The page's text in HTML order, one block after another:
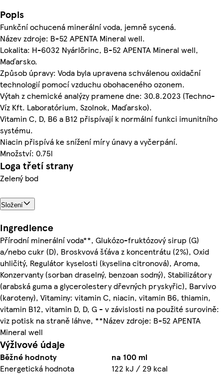
Popis
Funkční ochucená minerální voda, jemně sycená.
Název zdroje: B-52 APENTA Mineral well.
Lokalita: H-6032 Nyárlőrinc, B-52 APENTA Mineral well,
Maďarsko.
Způsob úpravy: Voda byla upravena schválenou oxidační
technologií pomocí vzduchu obohaceného ozonem.
Výtah z chemické analýzy pramene dne: 30.8.2023 (Techno-
Víz Kft. Laboratórium, Szolnok, Maďarsko).
Vitamin C, D, B6 a B12 přispívají k normální funkci imunitního
systému.
Niacin přispívá ke snížení míry únavy a vyčerpání.
Množství: 0.75l
Loga třetí strany
Zelený bod
Složení
Ingredience
Přírodní minerální voda**, Glukózo-fruktózový sirup (G)
a/nebo cukr (D), Broskvová šťáva z koncentrátu (2%), Oxid
uhličitý, Regulátor kyselosti (kyselina citronová), Aroma,
Konzervanty (sorban draselný, benzoan sodný), Stabilizátory
(arabská guma a glycerolestery dřevných pryskyřic), Barvivo
(karoteny), Vitaminy: vitamin C, niacin, vitamin B6, thiamin,
vitamin B12, vitamin D, D, G - v závislosti na použité surovině:
viz potisk na straně láhve, **Název zdroje: B-52 APENTA
Mineral well
Výživové údaje
Běžné hodnoty
na 100 ml
Energetická hodnota
122 kJ / 29 kcal